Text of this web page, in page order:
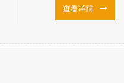
查看详情